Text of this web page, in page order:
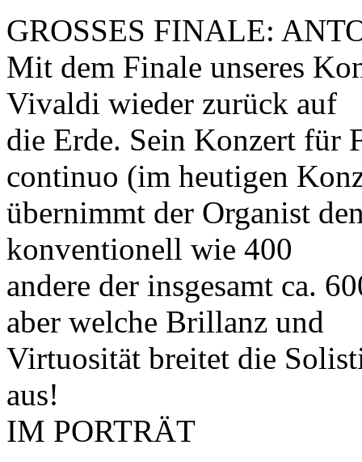
GROSSES FINALE:
Mit dem Finale unseres
Vivaldi wieder zurück auf
die Erde. Sein Konzert für
continuo (im heutigen
übernimmt der Organist
konventionell wie 400
andere der insgesamt ca.
aber welche Brillanz und
Virtuosität breitet die
aus!
IM PORTRÄT